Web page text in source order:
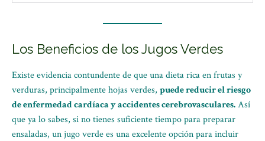
Los Beneficios de los Jugos Verdes
Existe evidencia contundente de que una dieta rica en frutas y
verduras, principalmente hojas verdes, puede reducir el riesgo
de enfermedad cardíaca y accidentes cerebrovasculares.Así
que ya lo sabes, si no tienes suficiente tiempo para preparar
ensaladas, un jugo verde es una excelente opción para incluir